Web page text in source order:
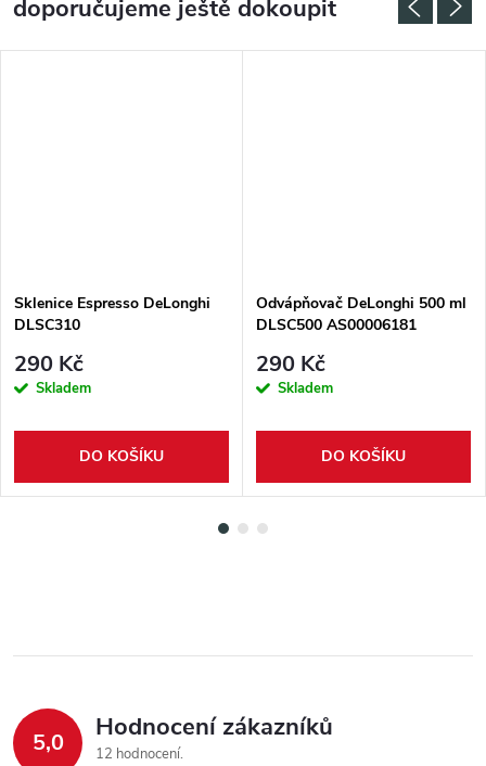
doporučujeme ještě dokoupit
Sklenice Espresso DeLonghi
DLSC310
290 Kč
Skladem
DO KOŠÍKU
Odvápňovač DeLonghi 500 ml
DLSC500 AS00006181
290 Kč
Skladem
DO KOŠÍKU
5,0 Hodnocení zákazníků
12 hodnocení